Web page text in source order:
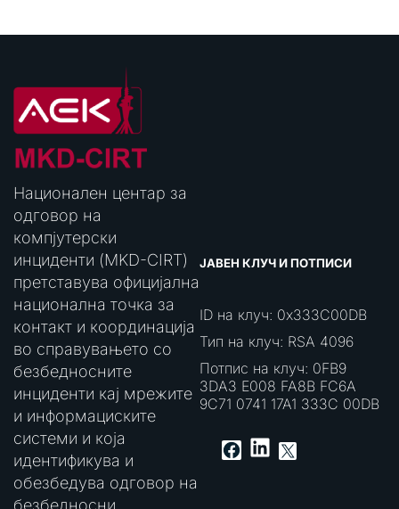
Национален центар за
одговор на
компјутерски
инциденти (MKD-CIRT)
претставува официјална
национална точка за
контакт и координација
во справувањето со
безбедносните
инциденти кај мрежите
и информациските
системи и која
идентификува и
обезбедува одговор на
безбедносни
ЈАВЕН КЛУЧ И ПОТПИСИ
ID на клуч: 0x333C00DB
Тип на клуч: RSA 4096
Потпис на клуч: 0FB9
3DA3 E008 FA8B FC6A
9C71 0741 17A1 333C 00DB
Facebook
LinkedIn
X